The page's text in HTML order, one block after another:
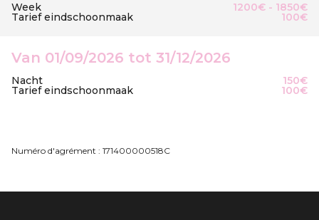
Week 1200€ - 1850€
Tarief eindschoonmaak 100€
Van 01/09/2026 tot 31/12/2026
Nacht 150€
Tarief eindschoonmaak 100€
Numéro d'agrément : 171400000518C